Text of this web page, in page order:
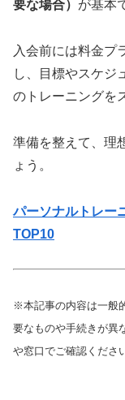
要な場合） が基本
入会前には料金プ
し、目標やスケジ
のトレーニングを
準備を整えて、理
ょう。
パーソナルトレー
TOP10
※本記事の内容は一般
要なものや手続きが異
や窓口でご確認くださ